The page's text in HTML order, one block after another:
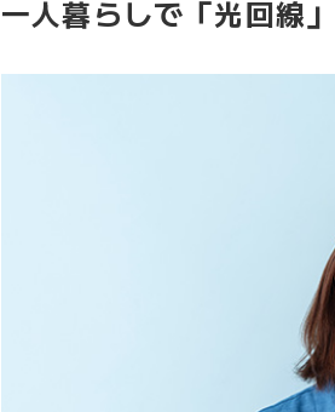
一人暮らしで「光回線